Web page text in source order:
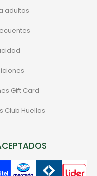
adultos
Gift Card
Club Huellas